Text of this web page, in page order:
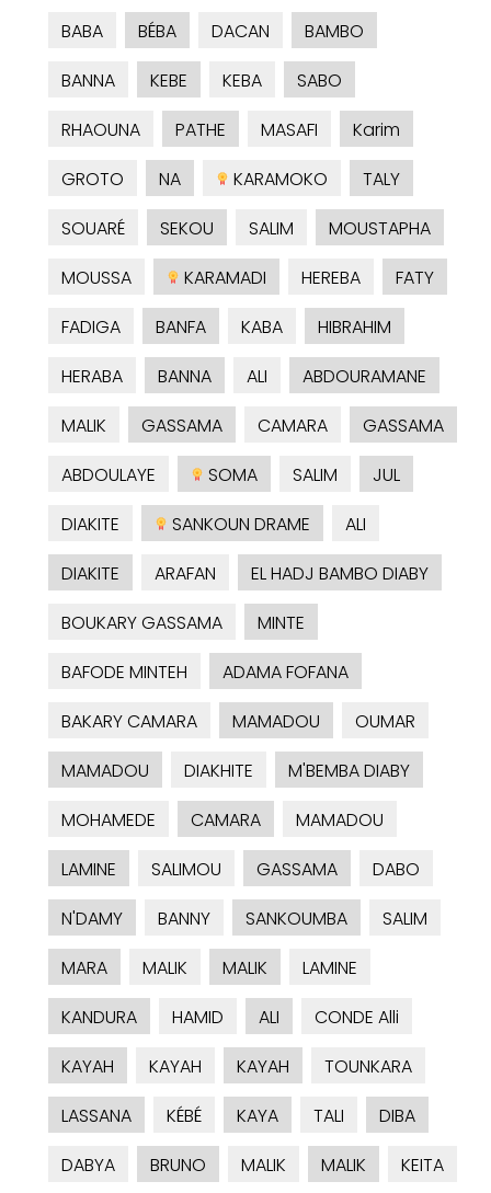
BABA
BÉBA DACAN
BAMBO
BANNA
KEBE KEBA
SABO
RHAOUNA
PATHE MASAFI
Karim
GROTO
NA KARAMOKO
TALY
SOUARÉ
SEKOU SALIM
MOUSTAPHA
MOUSSA
KARAMADI HEREBA
FATY
FADIGA
BANFA KABA
HIBRAHIM
HERABA
BANNA ALI
ABDOURAMANE
MALIK
GASSAMA CAMARA
GASSAMA
ABDOULAYE
SOMA SALIM
JUL
DIAKITE
SANKOUN DRAME
ALI
DIAKITE
ARAFAN
EL HADJ BAMBO DIABY
BOUKARY GASSAMA
MINTE
BAFODE MINTEH
ADAMA FOFANA
BAKARY CAMARA
MAMADOU
OUMAR
MAMADOU
DIAKHITE
M'BEMBA DIABY
MOHAMEDE
CAMARA
MAMADOU
LAMINE
SALIMOU GASSAMA
DABO
N'DAMY
BANNY SANKOUMBA
SALIM
MARA
MALIK MALIK
LAMINE
KANDURA
HAMID ALI
CONDE Alli
KAYAH
KAYAH KAYAH
TOUNKARA
LASSANA
KÉBÉ KAYA TALI
DIBA
DABYA
BRUNO MALIK MALIK
KEITA